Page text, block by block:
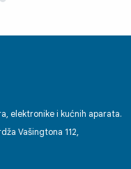
elektronike i kućnih aparata.
Vašingtona 112,